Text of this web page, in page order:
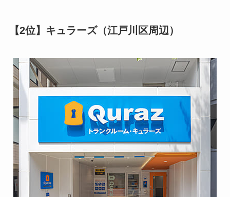
【2位】キュラーズ（江戸川区周辺）